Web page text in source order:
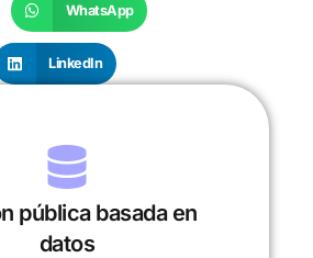
WhatsApp
LinkedIn
pública basada en
datos